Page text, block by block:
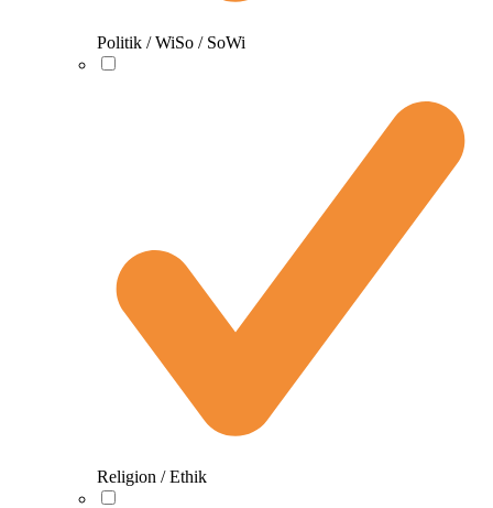
Politik / WiSo / SoWi
Religion / Ethik